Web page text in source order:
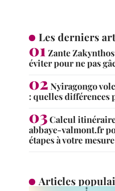
Les derniers
Zante
éviter pour ne pas
Nyiragongo
: quelles différences
Calcul
abbaye-valmont.fr
étapes à votre mesure
Articles